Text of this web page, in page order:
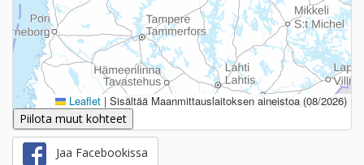
Leaflet | Sisältää Maanmittauslaitoksen aineistoa (08/2026)
Piilota muut kohteet
Jaa Facebookissa